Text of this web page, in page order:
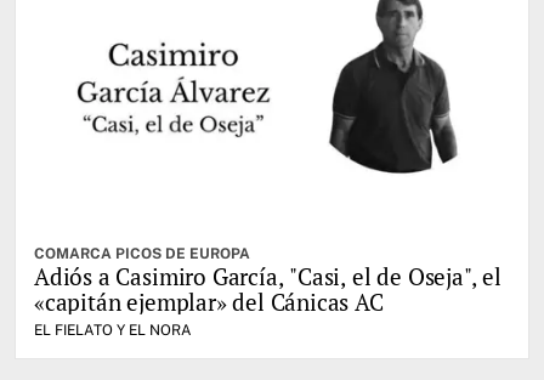
COMARCA PICOS DE EUROPA
Adiós a Casimiro García, "Casi, el de Oseja", el
«capitán ejemplar» del Cánicas AC
EL FIELATO Y EL NORA